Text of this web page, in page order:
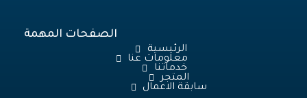
الصفحات المهمة
الرئيسية
معلومات عنا
خدماتنا
المتجر
سابقة الاعمال